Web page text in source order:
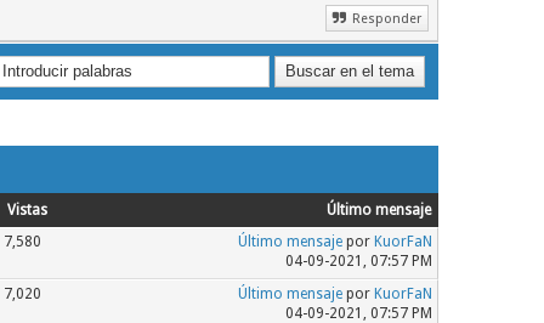
Responder
Vistas Último mensaje
7,580 Último mensajepor KuorFaN
04-09-2021, 07:57 PM
7,020 Último mensajepor KuorFaN
04-09-2021, 07:57 PM